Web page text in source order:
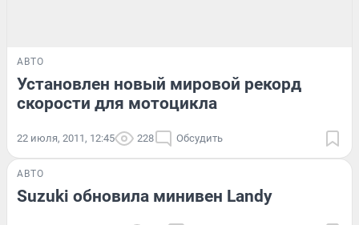
АВТО
Установлен новый мировой рекорд
скорости для мотоцикла
22 июля, 2011, 12:45 228 Обсудить
АВТО
Suzuki обновила минивен Landy